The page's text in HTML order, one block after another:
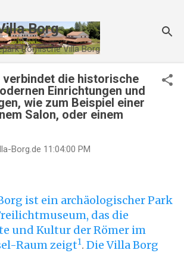
Borg
Römische Villa Borg
verbindet die historische
Einrichtungen und
wie zum Beispiel einer
Salon, oder einem
Borg.de 11:04:00 PM
ist ein archäologischer Park
das die
und Kultur der Römer im
Raum zeigt1. Die Villa Borg